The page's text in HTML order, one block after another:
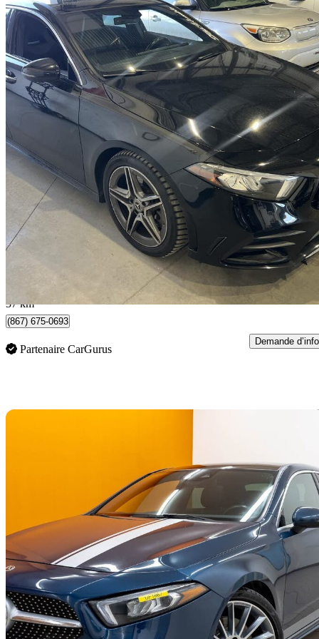
2022 Mercedes-Benz A-Class
A 250 4MATIC Hatchback AWD45 762 km
24 995 $ Affaire
316 $/mois env.
Mirabel, QC
37 km
(867) 675-0693
Partenaire CarGurus
Demande d’info
2020 Mercedes-Benz A-Class